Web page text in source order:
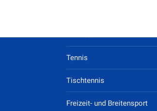
Tennis
Tischtennis
Freizeit- und Breitensport